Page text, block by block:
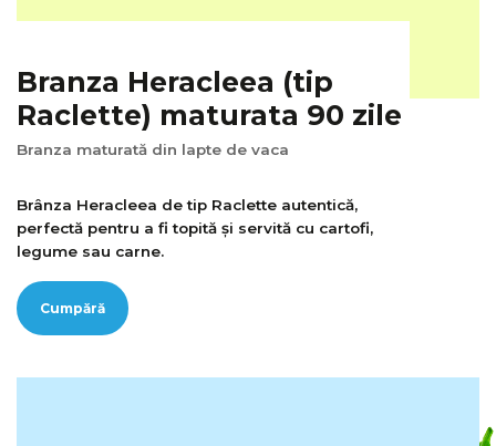
Branza Heracleea (tip
Raclette) maturata 90 zile
Branza maturată din lapte de vaca
Brânza Heracleea de tip Raclette autentică,
perfectă pentru a fi topită și servită cu cartofi,
legume sau carne.
Cumpără